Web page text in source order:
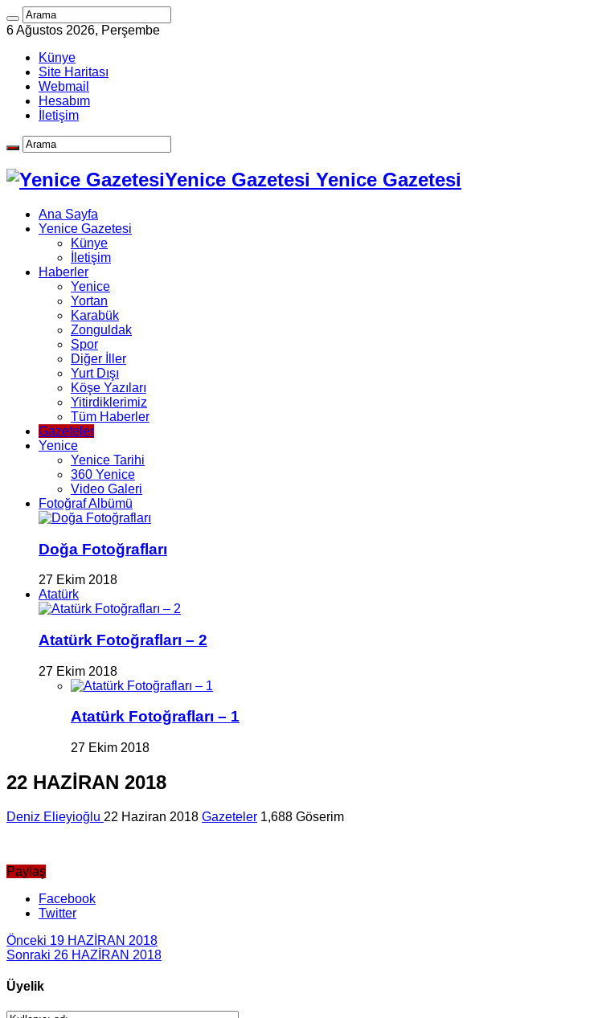
6 Ağustos 2026, Perşembe
Künye
Site Haritası
Webmail
Hesabım
İletişim
Yenice Gazetesi Yenice Gazetesi
Ana Sayfa
Yenice Gazetesi
Künye
İletişim
Haberler
Yenice
Yortan
Karabük
Zonguldak
Spor
Diğer İller
Yurt Dışı
Köşe Yazıları
Yitirdiklerimiz
Tüm Haberler
Gazeteler
Yenice
Yenice Tarihi
360 Yenice
Video Galeri
Fotoğraf Albümü
Doğa Fotoğrafları
27 Ekim 2018
Atatürk
Atatürk Fotoğrafları – 2
27 Ekim 2018
Atatürk Fotoğrafları – 1
27 Ekim 2018
22 HAZİRAN 2018
Deniz Elieyioğlu 22 Haziran 2018 Gazeteler 1,688 Göserim
Paylaş
Facebook
Twitter
Önceki 19 HAZİRAN 2018
Sonraki 26 HAZİRAN 2018
Üyelik